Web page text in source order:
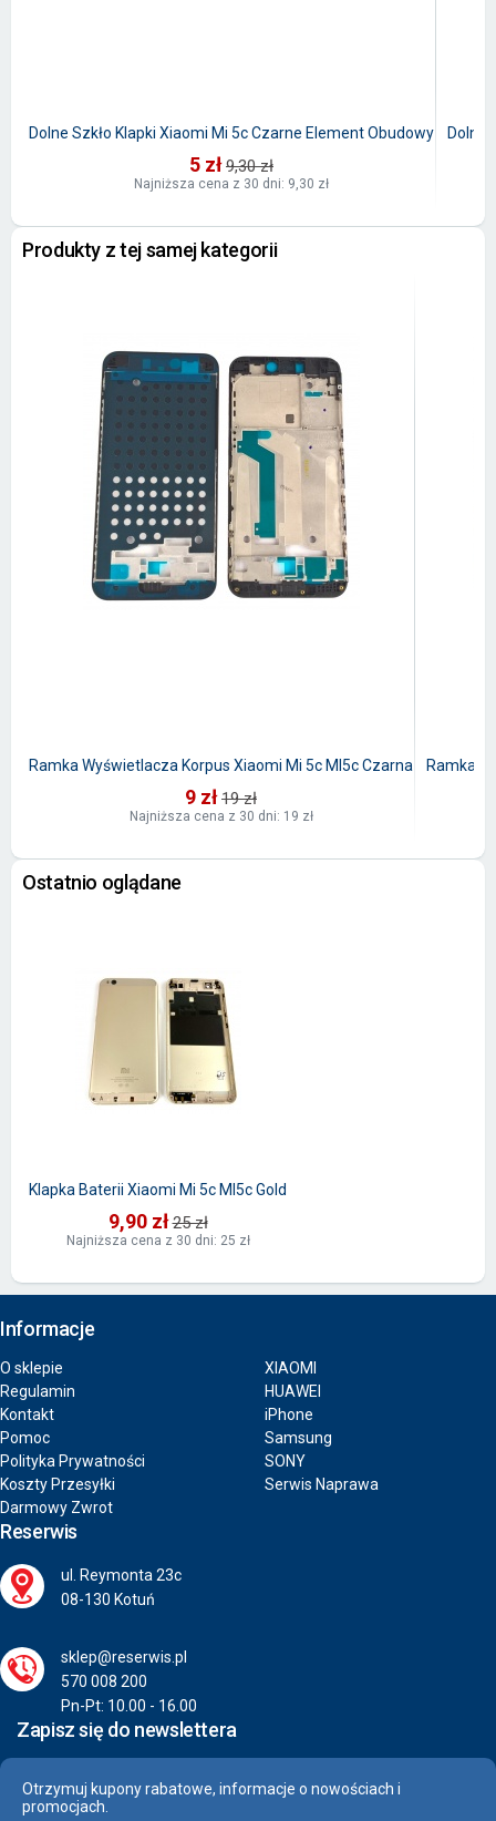
Dolne Szkło Klapki Xiaomi Mi 5c Czarne Element Obudowy
5 zł9,30 zł
Najniższa cena z 30 dni: 9,30 zł
Dolne
Produkty z tej samej kategorii
Ramka Wyświetlacza Korpus Xiaomi Mi 5c MI5c Czarna
9 zł19 zł
Najniższa cena z 30 dni: 19 zł
Ramka
Ostatnio oglądane
Klapka Baterii Xiaomi Mi 5c MI5c Gold
9,90 zł25 zł
Najniższa cena z 30 dni: 25 zł
Informacje
O sklepie
Regulamin
Kontakt
Pomoc
Polityka Prywatności
Koszty Przesyłki
Darmowy Zwrot
XIAOMI
HUAWEI
iPhone
Samsung
SONY
Serwis Naprawa
Reserwis
ul. Reymonta 23c
08-130 Kotuń
sklep@reserwis.pl
570 008 200
Pn-Pt: 10.00 - 16.00
Zapisz się do newslettera
Otrzymuj kupony rabatowe, informacje o nowościach i
promocjach.